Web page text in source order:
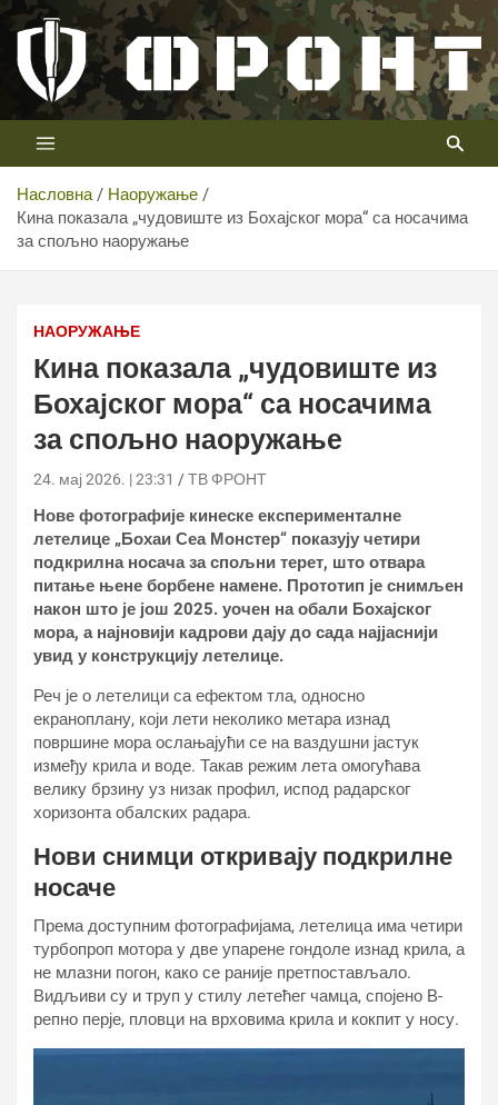
Скип
цонтент
Телевизија ФРОНТ
Први војни канал у Србији
Насловна
Наоружање
Кина показала „чудовиште из Бохајског мора“ са носачима
за спољно наоружање
НАОРУЖАЊЕ
Кина показала „чудовиште из
Бохајског мора“ са носачима
за спољно наоружање
24. мај 2026. | 23:31 ТВ ФРОНТ
Нове фотографије кинеске експерименталне
летелице „Бохаи Сеа Монстер“ показују четири
подкрилна носача за спољни терет, што отвара
питање њене борбене намене. Прототип је снимљен
након што је још 2025. уочен на обали Бохајског
мора, а најновији кадрови дају до сада најјаснији
увид у конструкцију летелице.
Реч је о летелици са ефектом тла, односно
екраноплану, који лети неколико метара изнад
површине мора ослањајући се на ваздушни јастук
између крила и воде. Такав режим лета омогућава
велику брзину уз низак профил, испод радарског
хоризонта обалских радара.
Нови снимци откривају подкрилне
носаче
Према доступним фотографијама, летелица има четири
турбопроп мотора у две упарене гондоле изнад крила, а
не млазни погон, како се раније претпостављало.
Видљиви су и труп у стилу летећег чамца, спојено В-
репно перје, пловци на врховима крила и кокпит у носу.